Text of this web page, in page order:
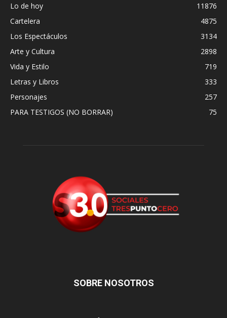
Lo de hoy
11876
Cartelera
4875
Los Espectáculos
3134
Arte y Cultura
2898
Vida y Estilo
719
Letras y Libros
333
Personajes
257
PARA TESTIGOS (NO BORRAR)
75
SOBRE NOSOTROS